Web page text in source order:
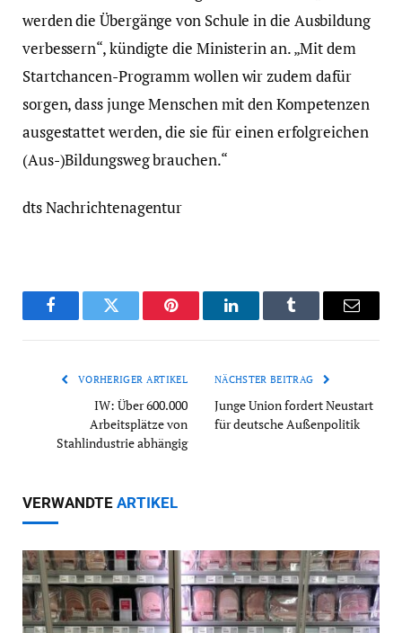
werden die Übergänge von Schule in die Ausbildung
verbessern“, kündigte die Ministerin an. „Mit dem
Startchancen-Programm wollen wir zudem dafür
sorgen, dass junge Menschen mit den Kompetenzen
ausgestattet werden, die sie für einen erfolgreichen
(Aus-)Bildungsweg brauchen.“
dts Nachrichtenagentur
FacebookTwitter Pinterest LinkedInTumblr Email
VORHERIGER ARTIKEL
IW: Über 600.000
Arbeitsplätze von
Stahlindustrie abhängig
NÄCHSTER BEITRAG
Junge Union fordert Neustart
für deutsche Außenpolitik
VERWANDTE ARTIKEL